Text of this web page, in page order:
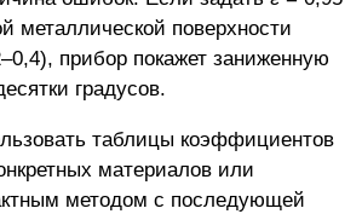
металлической поверхности
прибор покажет заниженную
градусов.
таблицы коэффициентов
материалов или
методом с последующей